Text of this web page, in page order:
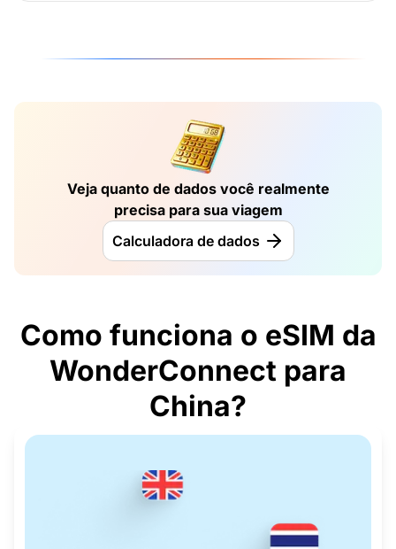
Veja quanto de dados você realmente
precisa para sua viagem
Calculadora de dados
Como funciona o eSIM da
WonderConnect para
China?